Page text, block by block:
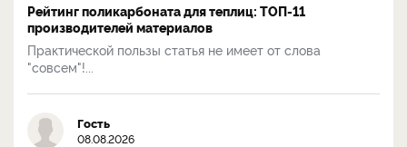
Рейтинг поликарбоната для теплиц: ТОП-11
производителей материалов
Практической пользы статья не имеет от слова
"совсем"!...
Гость
08.08.2026